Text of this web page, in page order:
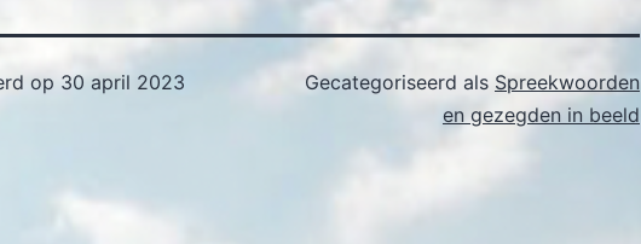
op 30 april 2023 Gecategoriseerd als Spreekwoorden
en gezegden in beeld